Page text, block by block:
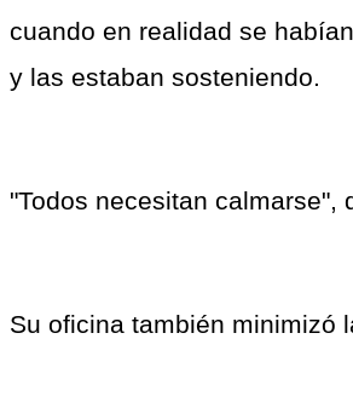
cuando en realidad se
y las estaban sosteniendo.
"Todos necesitan calmarse",
Su oficina también minimizó